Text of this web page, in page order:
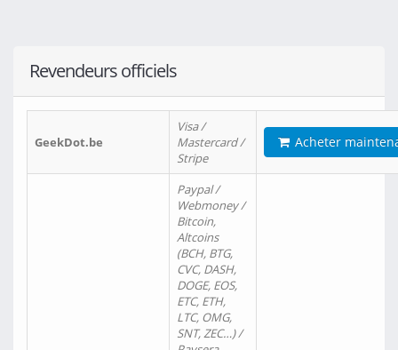
Revendeurs officiels
GeekDot.be
Visa /
Mastercard /
Stripe
Acheter
Paypal /
Webmoney /
Bitcoin,
Altcoins
(BCH, BTG,
CVC, DASH,
DOGE, EOS,
ETC, ETH,
LTC, OMG,
SNT, ZEC…) /